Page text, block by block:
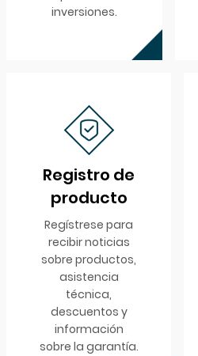
inversiones.
Registro de
producto
Regístrese para
recibir noticias
sobre productos,
asistencia
técnica,
descuentos y
información
sobre la garantía.